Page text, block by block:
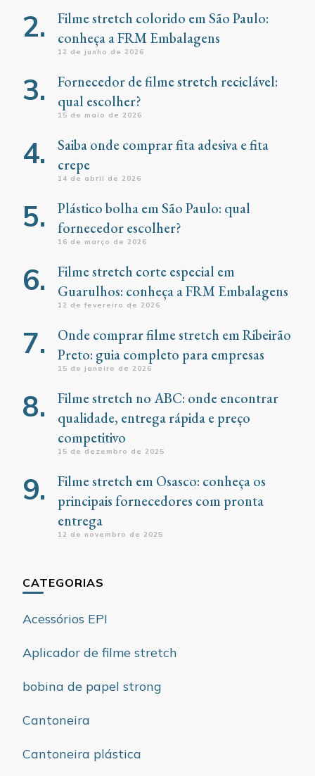
Filme stretch colorido em São Paulo:
conheça a FRM Embalagens
12 de junho de 2026
Fornecedor de filme stretch reciclável:
qual escolher?
15 de maio de 2026
Saiba onde comprar fita adesiva e fita
crepe
14 de abril de 2026
Plástico bolha em São Paulo: qual
fornecedor escolher?
16 de março de 2026
Filme stretch corte especial em
Guarulhos: conheça a FRM Embalagens
12 de fevereiro de 2026
Onde comprar filme stretch em Ribeirão
Preto: guia completo para empresas
15 de janeiro de 2026
Filme stretch no ABC: onde encontrar
qualidade, entrega rápida e preço
competitivo
15 de dezembro de 2025
Filme stretch em Osasco: conheça os
principais fornecedores com pronta
entrega
12 de novembro de 2025
CATEGORIAS
Acessórios EPI
Aplicador de filme stretch
bobina de papel strong
Cantoneira
Cantoneira plástica